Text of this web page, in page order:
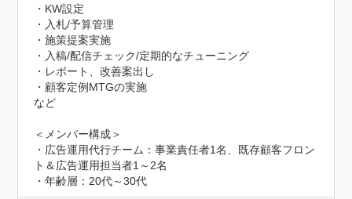
・KW設定
・入札/予算管理
・施策提案実施
・入稿/配信チェック/定期的なチューニング
・レポート、改善案出し
・顧客定例MTGの実施
など
＜メンバー構成＞
・広告運用代行チーム：事業責任者1名、既存顧客フロン
ト＆広告運用担当者1～2名
・年齢層：20代～30代